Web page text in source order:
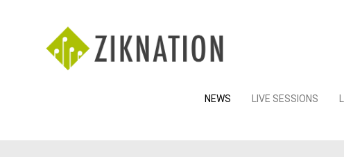
Skip
NEWS LIVE SESSIONS